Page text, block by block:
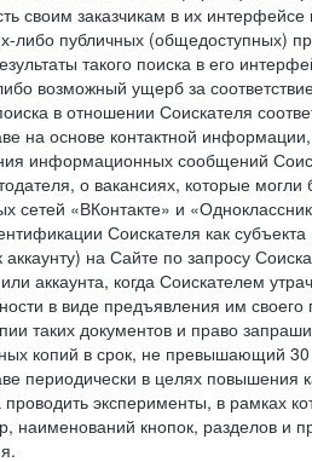
своим заказчикам в их
либо публичных (общедоступных)
такого поиска в его
возможный ущерб за
в отношении Соискателя
на основе контактной
информационных сообщений
о вакансиях, которые
сетей «ВКонтакте» и
Соискателя как
на Сайте по запросу
аккаунта, когда Соискателем
в виде предъявления им
таких документов и право
копий в срок, не превышающий
периодически в целях повышения
проводить эксперименты, в рамках
наименований кнопок, разделов и